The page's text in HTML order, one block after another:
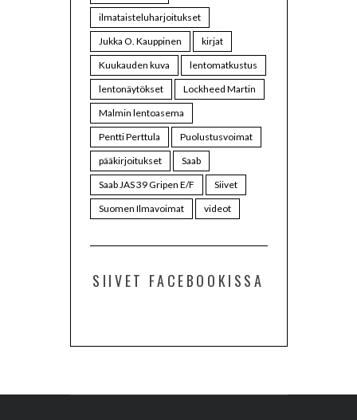
ilmataisteluharjoitukset
Jukka O. Kauppinen
kirjat
Kuukauden kuva
lentomatkustus
lentonäytökset
Lockheed Martin
Malmin lentoasema
Pentti Perttula
Puolustusvoimat
pääkirjoitukset
Saab
Saab JAS 39 Gripen E/F
Siivet
Suomen Ilmavoimat
videot
SIIVET FACEBOOKISSA